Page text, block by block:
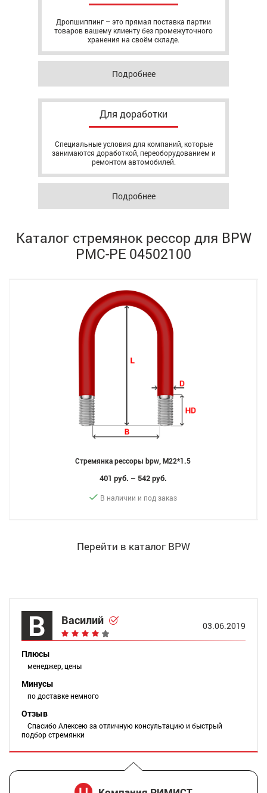
Дропшиппинг – это прямая поставка партии
товаров вашему клиенту без промежуточного
хранения на своём складе.
Подробнее
Для доработки
Специальные условия для компаний, которые
занимаются доработкой, переоборудованием и
ремонтом автомобилей.
Подробнее
Каталог стремянок рессор для BPW
РМС-PE 04502100
Стремянка рессоры bpw, M22*1.5
401 руб. – 542 руб.
В наличии и под заказ
Перейти в каталог BPW
В Василий 03.06.2019
Плюсы
менеджер, цены
Минусы
по доставке немного
Отзыв
Спасибо Алексею за отличную консультацию и быстрый
подбор стремянки